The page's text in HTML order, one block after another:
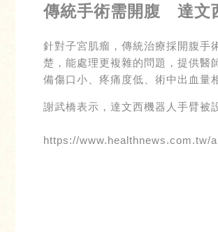
傳統手術需開腹 達文
針對子宮肌瘤，傳統治療採開腹手
楚，能處理更複雜的問題，提供醫
備傷口小、疼痛度低、術中出血量
謝武橋表示，達文西機器人手臂被
https://www.healthnews.com.tw/